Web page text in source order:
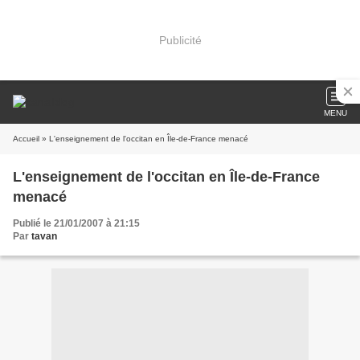
Publicité
MENU
Accueil » L'enseignement de l'occitan en Île-de-France menacé
L'enseignement de l'occitan en Île-de-France
menacé
Publié le 21/01/2007 à 21:15
Par tavan